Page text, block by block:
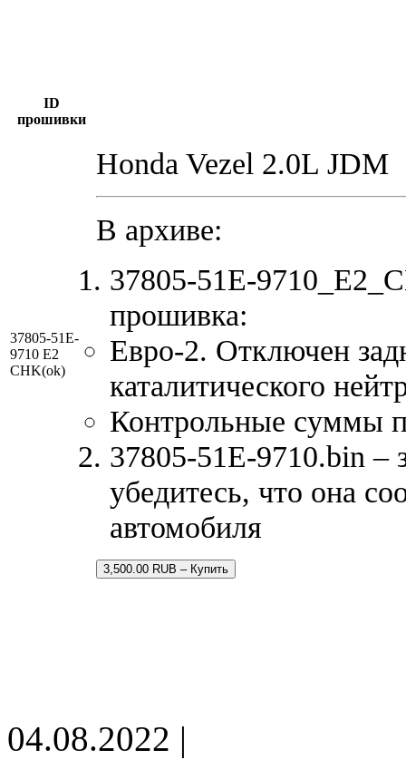
ID
прошивки
37805-51E-
9710 E2
CHK(ok)
Honda Vezel 2.0L JDM
В архиве:
37805-51E-
прошивка:
Евро-2. Отключен
каталитического
Контрольные суммы
37805-51E-9710.bin –
убедитесь, что она
автомобиля
3,500.00 RUB – Купить
04.08.2022 |